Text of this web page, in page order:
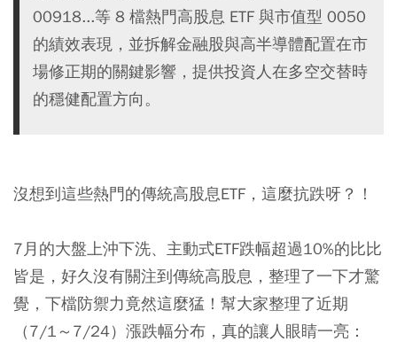
00918...等 8 檔熱門高股息 ETF 與市值型 0050
的績效表現，並拆解金融股與高半導體配置在市
場修正期的關鍵影響，提供投資人在多空交替時
的穩健配置方向。
沒想到這些熱門的傳統高股息ETF ，這麼抗跌呀？！
7月的大盤上沖下洗、主動式ETF跌幅超過10%的比比
皆是，好久沒有關注到傳統高股息，整理了一下才驚
覺，下檔防禦力竟然這麼猛！幫大家整理了近期
（7/1～7/24）漲跌幅分布，真的讓人眼睛一亮：